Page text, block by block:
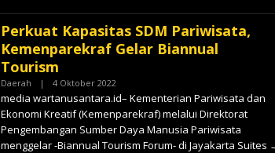
Perkuat Kapasitas SDM Pariwisata,
Kemenparekraf Gelar Biannual
Tourism
Daerah | 4 Oktober 2022
✓
media wartanusantara.id– Kementerian Pariwisata dan
Ekonomi Kreatif (Kemenparekraf) melalui Direktorat
Pengembangan Sumber Daya Manusia Pariwisata
menggelar -Biannual Tourism Forum- di Jayakarta Suites